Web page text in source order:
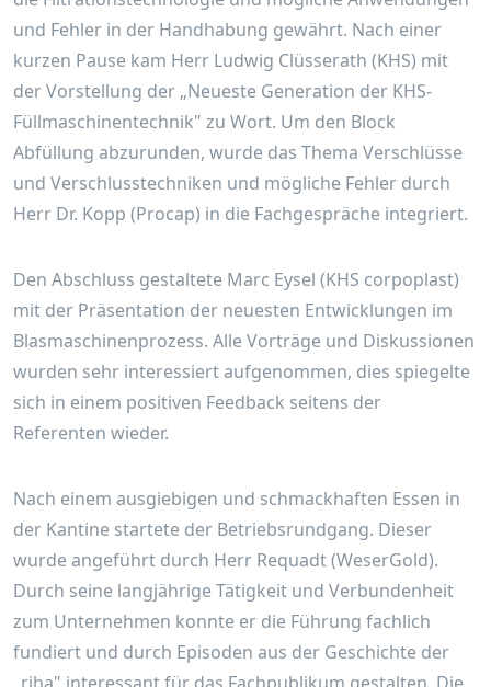
und Fehler in der Handhabung gewährt. Nach einer
kurzen Pause kam Herr Ludwig Clüsserath (KHS) mit
der Vorstellung der „Neueste Generation der KHS-
Füllmaschinentechnik" zu Wort. Um den Block
Abfüllung abzurunden, wurde das Thema Verschlüsse
und Verschlusstechniken und mögliche Fehler durch
Herr Dr. Kopp (Procap) in die Fachgespräche integriert.
Den Abschluss gestaltete Marc Eysel (KHS corpoplast)
mit der Präsentation der neuesten Entwicklungen im
Blasmaschinenprozess. Alle Vorträge und Diskussionen
wurden sehr interessiert aufgenommen, dies spiegelte
sich in einem positiven Feedback seitens der
Referenten wieder.
Nach einem ausgiebigen und schmackhaften Essen in
der Kantine startete der Betriebsrundgang. Dieser
wurde angeführt durch Herr Requadt (WeserGold).
Durch seine langjährige Tätigkeit und Verbundenheit
zum Unternehmen konnte er die Führung fachlich
fundiert und durch Episoden aus der Geschichte der